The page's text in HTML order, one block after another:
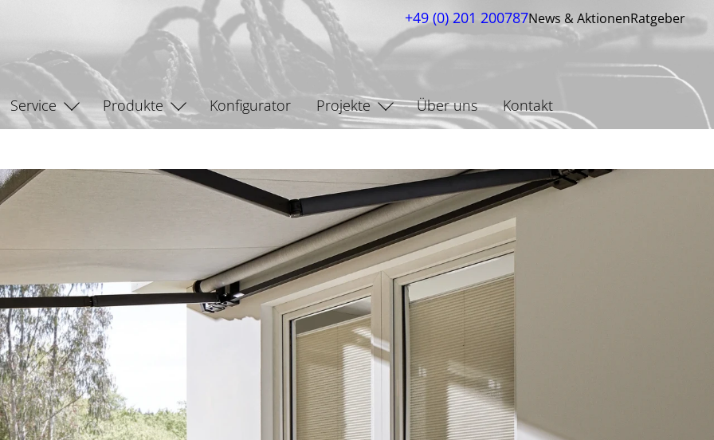
+49 (0) 201 200787News & AktionenRatgeber
Service Produkte Konfigurator Projekte Über uns Kontakt